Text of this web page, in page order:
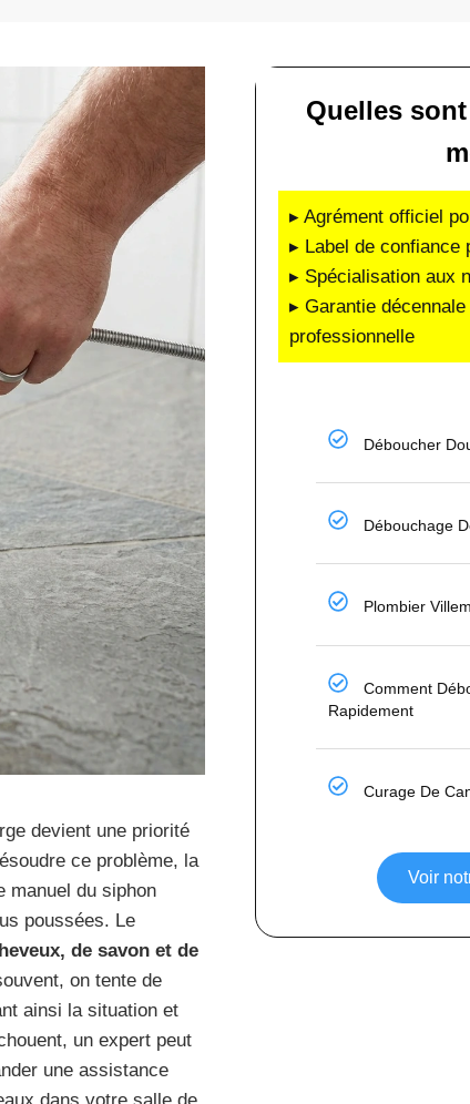
devient une priorité
ce problème, la
manuel du siphon
poussées. Le
de savon et de
on tente de
ainsi la situation et
un expert peut
une assistance
Quelles
▸ Agrément officiel
▸ Label de confiance
▸ Spécialisation aux
▸ Garantie
professionnelle
Déboucher
Débouchage
Plombier
Comment
Rapidement
Curage De
Voir